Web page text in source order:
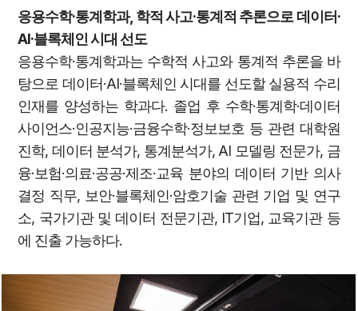
응용수학·통계학과, 학적 사고·통계적 추론으로 데이터·
AI·블록체인 시대 선도
응용수학·통계학과는 수학적 사고와 통계적 추론을 바
탕으로 데이터·AI·블록체인 시대를 선도할 실용적 수리
인재를 양성하는 학과다. 졸업 후 수학·통계학·데이터
사이언스·인공지능·금융수학·정보보호 등 관련 대학원
진학, 데이터 분석가, 통계분석가, AI 모델링 전문가, 금
융·보험·의료·공공·제조·교육 분야의 데이터 기반 의사
결정 직무, 보안·블록체인·암호기술 관련 기업 및 연구
소, 국가기관 및 데이터 전문기관, IT기업, 교육기관 등
에 진출 가능하다.